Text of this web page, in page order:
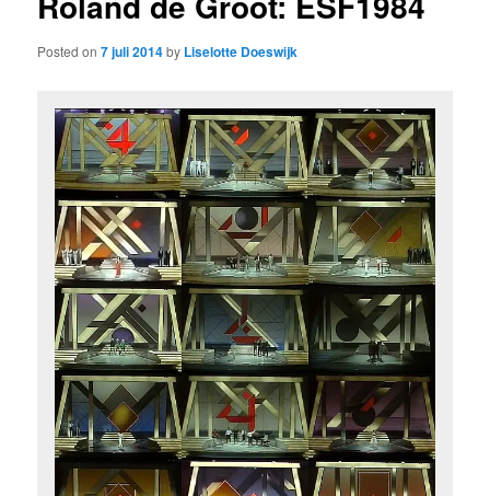
Posted on7 juli 2014by Liselotte Doeswijk